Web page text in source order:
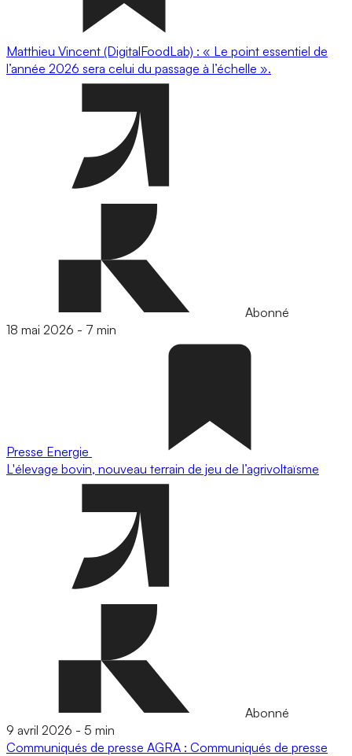
Matthieu Vincent (DigitalFoodLab) : « Le point essentiel de
l’année 2026 sera celui du passage à l’échelle ».
Abonné
18 mai 2026 - 7 min
Presse Energie
L'élevage bovin, nouveau terrain de jeu de l’agrivoltaïsme
Abonné
9 avril 2026 - 5 min
Communiqués de presse AGRA : Communiqués de presse